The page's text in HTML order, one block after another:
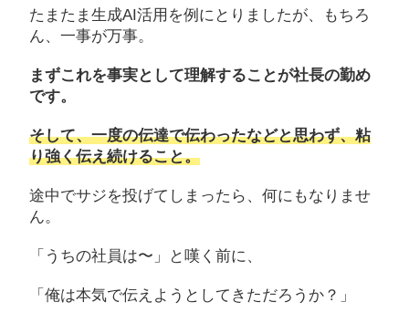
たまたま生成AI活用を例にとりましたが、もちろ
ん、一事が万事。
まずこれを事実として理解することが社長の勤め
です。
そして、一度の伝達で伝わったなどと思わず、粘
り強く伝え続けること。
途中でサジを投げてしまったら、何にもなりませ
ん。
「うちの社員は〜」と嘆く前に、
「俺は本気で伝えようとしてきただろうか？」